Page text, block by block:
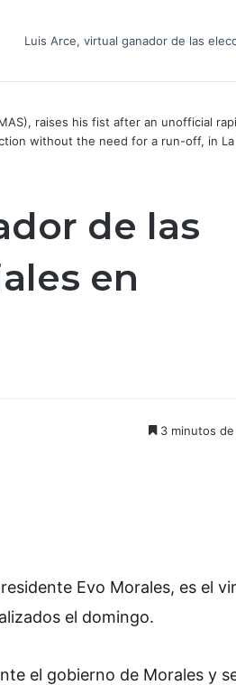
Luis Arce, virtual ganador de las
raises his fist after an unofficial
without the need for a run-off, in La
de las
en
3 minutos de
Evo Morales, es el
el domingo.
el gobierno de Morales y